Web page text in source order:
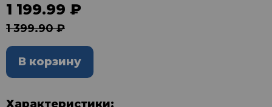
1 199.99 ₽
1 399.90 ₽
В корзину
Характеристики: